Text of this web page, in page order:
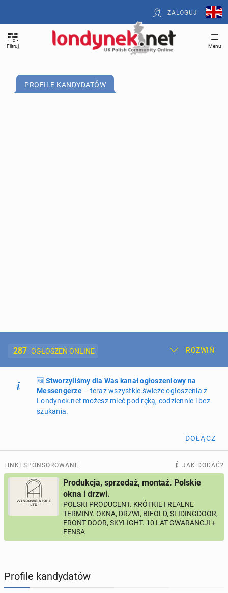
ZALOGUJ
Filtruj Menu
PROFILE KANDYDATÓW
287 OGŁOSZEŃ ONLINE ROZWIŃ
Dodaj ogłoszenie Moje ogłoszenia
Oferta i cennik ogłoszeń
ogłoszeń online
PROFILE KANDYDATÓW 287 profili online
USŁUGI 164ogłoszenia online
MOTORYZACJA 10ogłoszeń online
KUPIĘ & SPRZEDAM
🆕 Stworzyliśmy dla Was kanał ogłoszeniowy na
Messengerze– teraz wszystkie świeże ogłoszenia z
Londynek.net możesz mieć pod ręką, codziennie i bez
szukania.
DOŁĄCZ
LINKI SPONSOROWANE JAK DODAĆ?
Produkcja, sprzedaż, montaż. Polskie
okna i drzwi.
POLSKI PRODUCENT. KRÓTKIE I REALNE
TERMINY. OKNA, DRZWI, BIFOLD, SLIDINGDOOR,
FRONT DOOR, SKYLIGHT. 10 LAT GWARANCJI +
FENSA
Profile kandydatów